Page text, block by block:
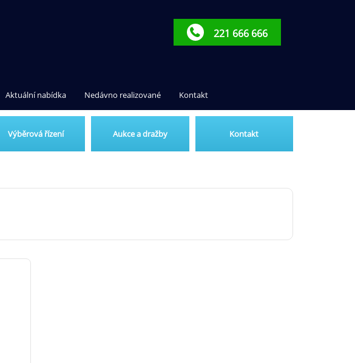
221 666 666
Aktuální nabídka Nedávno realizované Kontakt
Výběrová řízení Aukce a dražby Kontakt